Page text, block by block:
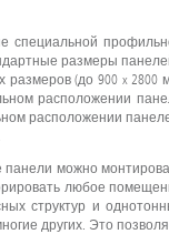
специальной
размеры
(до 900 x 2800
расположении
расположении
панели можно
любое
структур и
других. Это